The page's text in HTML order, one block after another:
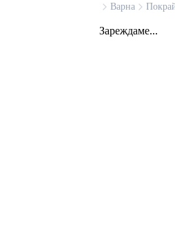
Варна
Зареждаме...